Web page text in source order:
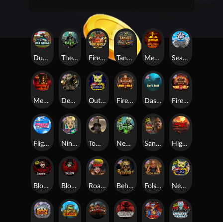
Seamen
Duck Hunters Fire in the Hole 3
Highway to Hell
Mental 2
San Quentin 2: Death Row
Blood & Shadow
Blood & Shadow 2
Mental
The Crypt
Outsourced
Beheaded Nexus Outsourced
Nexus The Crypt
Tombstone RIP
Fire in the Hole 2
Tanked
Fire In The Hole xBomb
Folsom Prison
Das xBoot
Road Rage
Nine To Five
Flight Mode
Dead Canary